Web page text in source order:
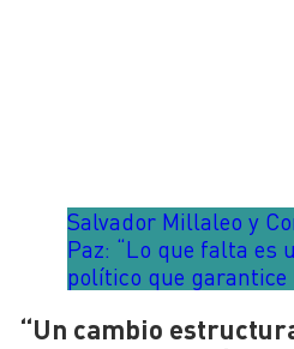
Salvador Millaleo y
Paz: “Lo que falta es
político que garantice
“Un cambio